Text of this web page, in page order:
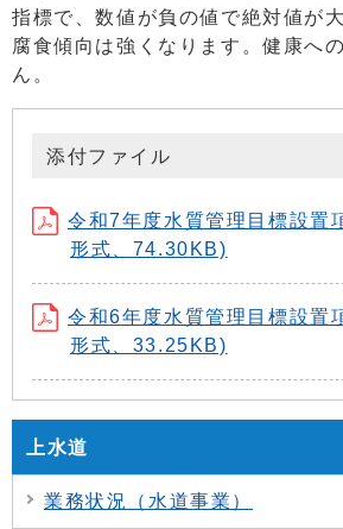
指標で、数値が負の値で絶対値が
腐食傾向は強くなります。健康へ
ん。
添付ファイル
令和7年度水質管理目標設置
形式、74.30KB)
令和6年度水質管理目標設置
形式、33.25KB)
上水道
業務状況（水道事業）